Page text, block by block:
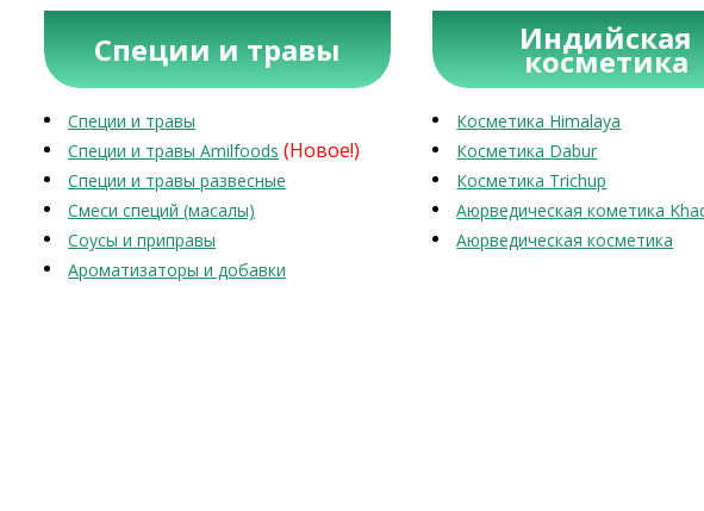
Специи и травы
Специи и травы
Специи и травы Amilfoods (Новое!)
Специи и травы развесные
Смеси специй (масалы)
Соусы и приправы
Ароматизаторы и добавки
Индийская
косметика
Косметика Himalaya
Косметика Dabur
Косметика Trichup
Аюрведическая кометика
Аюрведическая косметика